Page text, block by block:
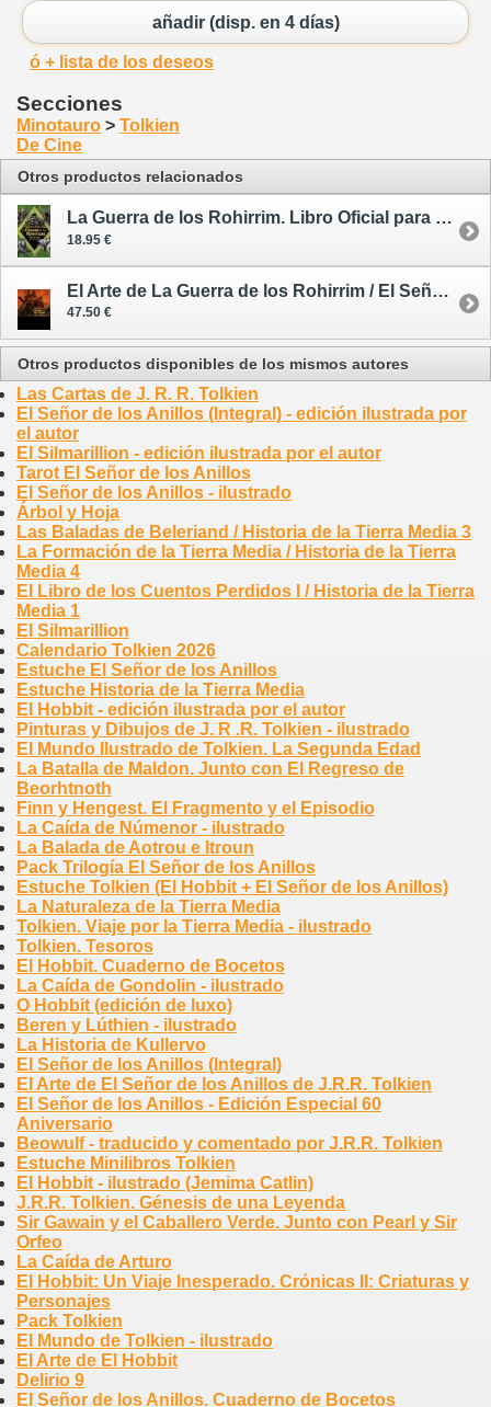
añadir (disp. en 4 días)
ó + lista de los deseos
Secciones
Minotauro > Tolkien
De Cine
Otros productos relacionados
La Guerra de los Rohirrim. Libro Oficial para Colorear / El Señor de los Anillos
18.95 €
El Arte de La Guerra de los Rohirrim / El Señor de los Anillos - ilustrado
47.50 €
Otros productos disponibles de los mismos autores
Las Cartas de J. R. R. Tolkien
El Señor de los Anillos (Integral) - edición ilustrada por
el autor
El Silmarillion - edición ilustrada por el autor
Tarot El Señor de los Anillos
El Señor de los Anillos - ilustrado
Árbol y Hoja
Las Baladas de Beleriand / Historia de la Tierra Media 3
La Formación de la Tierra Media / Historia de la Tierra
Media 4
El Libro de los Cuentos Perdidos I / Historia de la Tierra
Media 1
El Silmarillion
Calendario Tolkien 2026
Estuche El Señor de los Anillos
Estuche Historia de la Tierra Media
El Hobbit - edición ilustrada por el autor
Pinturas y Dibujos de J. R .R. Tolkien - ilustrado
El Mundo Ilustrado de Tolkien. La Segunda Edad
La Batalla de Maldon. Junto con El Regreso de
Beorhtnoth
Finn y Hengest. El Fragmento y el Episodio
La Caída de Númenor - ilustrado
La Balada de Aotrou e Itroun
Pack Trilogía El Señor de los Anillos
Estuche Tolkien (El Hobbit + El Señor de los Anillos)
La Naturaleza de la Tierra Media
Tolkien. Viaje por la Tierra Media - ilustrado
Tolkien. Tesoros
El Hobbit. Cuaderno de Bocetos
La Caída de Gondolin - ilustrado
O Hobbit (edición de luxo)
Beren y Lúthien - ilustrado
La Historia de Kullervo
El Señor de los Anillos (Integral)
El Arte de El Señor de los Anillos de J.R.R. Tolkien
El Señor de los Anillos - Edición Especial 60
Aniversario
Beowulf - traducido y comentado por J.R.R. Tolkien
Estuche Minilibros Tolkien
El Hobbit - ilustrado (Jemima Catlin)
J.R.R. Tolkien. Génesis de una Leyenda
Sir Gawain y el Caballero Verde. Junto con Pearl y Sir
Orfeo
La Caída de Arturo
El Hobbit: Un Viaje Inesperado. Crónicas II: Criaturas y
Personajes
Pack Tolkien
El Mundo de Tolkien - ilustrado
El Arte de El Hobbit
Delirio 9
El Señor de los Anillos. Cuaderno de Bocetos